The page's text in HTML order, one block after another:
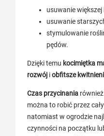
usuwanie większej
usuwanie
stymulowanie
pędów.
Dzięki temu kocimiętka
rozwój iobfitsze
Czas przycinania
można to robić przez
natomiast w ogrodzie
czynności na początku